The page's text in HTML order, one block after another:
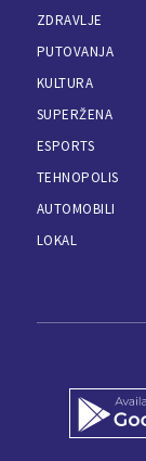
ZDRAVLJE
PUTOVANJA
KULTURA
SUPERŽENA
ESPORTS
TEHNOPOLIS
AUTOMOBILI
LOKAL